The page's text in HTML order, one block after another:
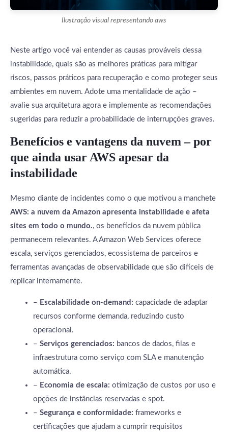
Ilustração visual representando aws
Neste artigo você vai entender as causas prováveis dessa
instabilidade, quais são as melhores práticas para mitigar
riscos, passos práticos para recuperação e como proteger seus
ambientes em nuvem. Adote uma mentalidade de ação –
avalie sua arquitetura agora e implemente as recomendações
sugeridas para reduzir a probabilidade de interrupções graves.
Benefícios e vantagens da nuvem – por
que ainda usar AWS apesar da
instabilidade
Mesmo diante de incidentes como o que motivou a manchete
AWS: a nuvem da Amazon apresenta instabilidade e afeta
sites em todo o mundo., os benefícios da nuvem pública
permanecem relevantes. A Amazon Web Services oferece
escala, serviços gerenciados, ecossistema de parceiros e
ferramentas avançadas de observabilidade que são difíceis de
replicar internamente.
– Escalabilidade on-demand: capacidade de adaptar
recursos conforme demanda, reduzindo custo
operacional.
– Serviços gerenciados: bancos de dados, filas e
infraestrutura como serviço com SLA e manutenção
automática.
– Economia de escala: otimização de custos por uso e
opções de instâncias reservadas e spot.
– Segurança e conformidade: frameworks e
certificações que ajudam a cumprir requisitos